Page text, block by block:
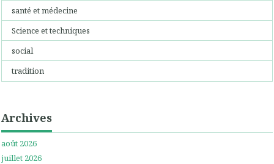
santé et médecine
Science et techniques
social
tradition
Archives
août 2026
juillet 2026